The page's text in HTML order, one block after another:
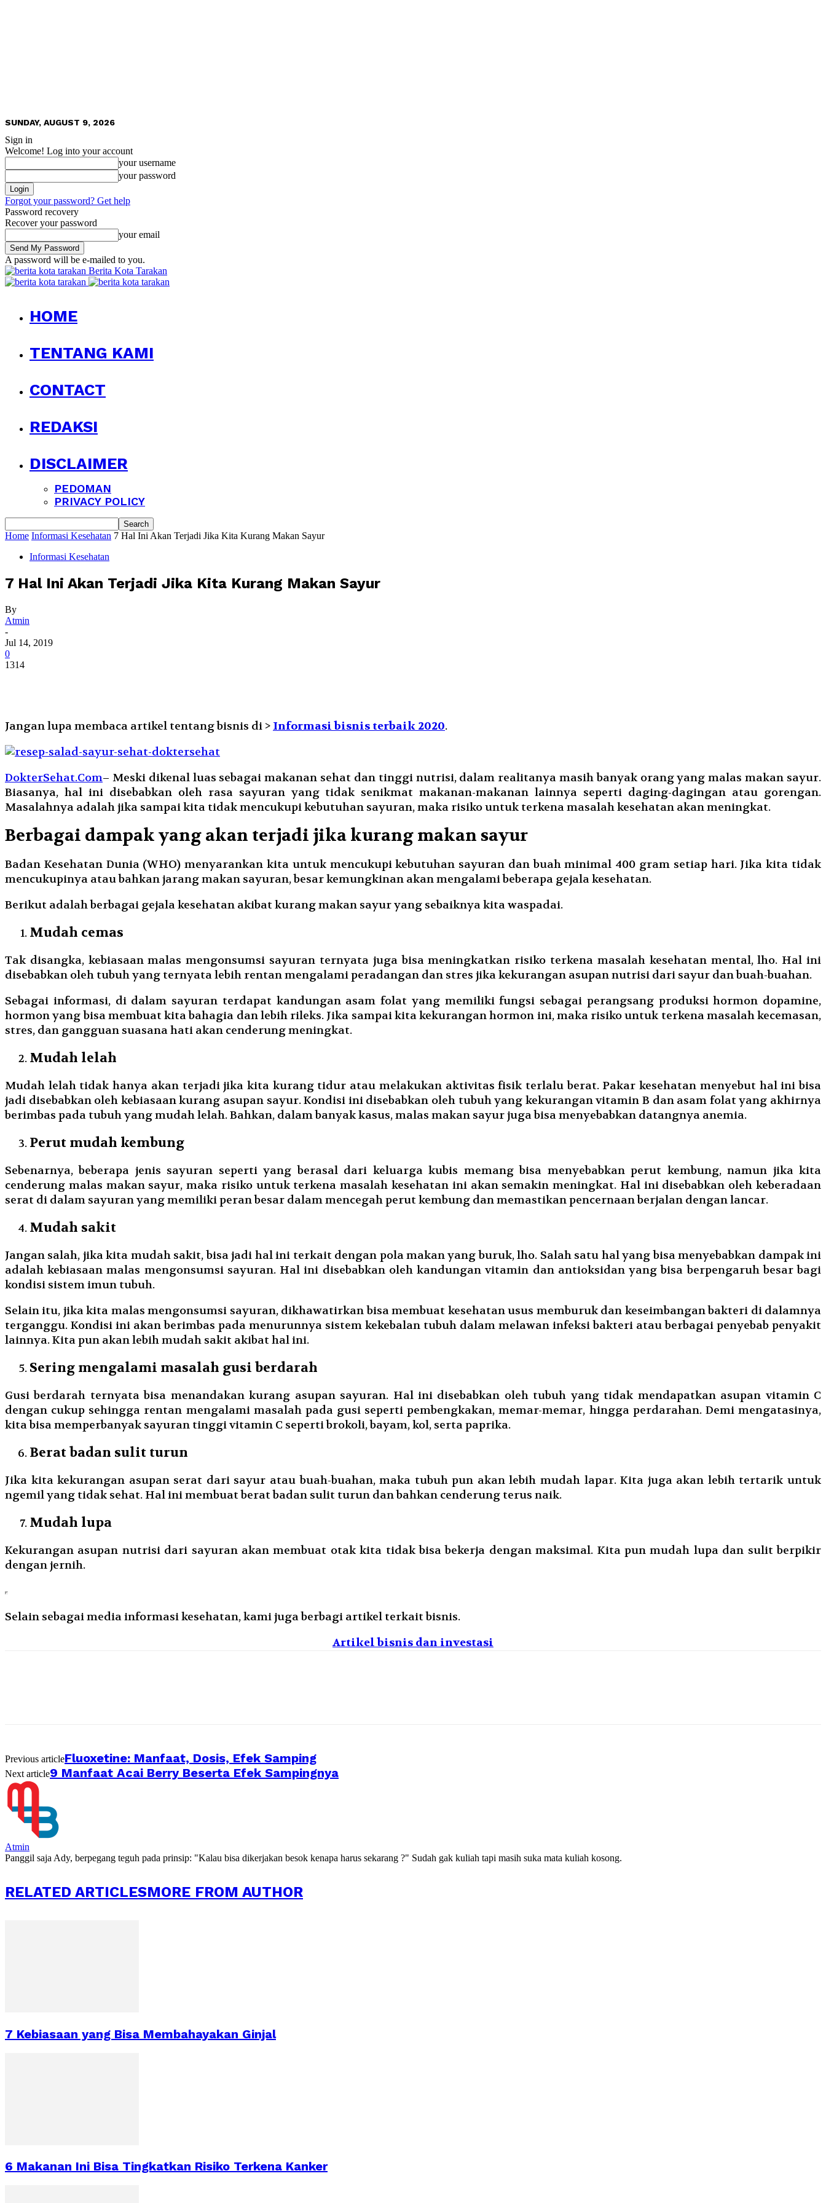
SUNDAY, AUGUST 9, 2026
Sign in
Welcome! Log into your account
your username
your password
Forgot your password? Get help
Password recovery
Recover your password
your email
A password will be e-mailed to you.
Berita Kota Tarakan
HOME
TENTANG KAMI
CONTACT
REDAKSI
DISCLAIMER
PEDOMAN
PRIVACY POLICY
Home Informasi Kesehatan 7 Hal Ini Akan Terjadi Jika Kita Kurang Makan Sayur
Informasi Kesehatan
7 Hal Ini Akan Terjadi Jika Kita Kurang Makan Sayur
By
Atmin
-
Jul 14, 2019
0
1314
Jangan lupa membaca artikel tentang bisnis di > Informasi bisnis terbaik 2020.
DokterSehat.Com– Meski dikenal luas sebagai makanan sehat dan tinggi nutrisi, dalam realitanya masih banyak orang yang malas makan sayur.
Biasanya, hal ini disebabkan oleh rasa sayuran yang tidak senikmat makanan-makanan lainnya seperti daging-dagingan atau gorengan.
Masalahnya adalah jika sampai kita tidak mencukupi kebutuhan sayuran, maka risiko untuk terkena masalah kesehatan akan meningkat.
Berbagai dampak yang akan terjadi jika kurang makan sayur
Badan Kesehatan Dunia (WHO) menyarankan kita untuk mencukupi kebutuhan sayuran dan buah minimal 400 gram setiap hari. Jika kita tidak
mencukupinya atau bahkan jarang makan sayuran, besar kemungkinan akan mengalami beberapa gejala kesehatan.
Berikut adalah berbagai gejala kesehatan akibat kurang makan sayur yang sebaiknya kita waspadai.
Mudah cemas
Tak disangka, kebiasaan malas mengonsumsi sayuran ternyata juga bisa meningkatkan risiko terkena masalah kesehatan mental, lho. Hal ini
disebabkan oleh tubuh yang ternyata lebih rentan mengalami peradangan dan stres jika kekurangan asupan nutrisi dari sayur dan buah-buahan.
Sebagai informasi, di dalam sayuran terdapat kandungan asam folat yang memiliki fungsi sebagai perangsang produksi hormon dopamine,
hormon yang bisa membuat kita bahagia dan lebih rileks. Jika sampai kita kekurangan hormon ini, maka risiko untuk terkena masalah kecemasan,
stres, dan gangguan suasana hati akan cenderung meningkat.
Mudah lelah
Mudah lelah tidak hanya akan terjadi jika kita kurang tidur atau melakukan aktivitas fisik terlalu berat. Pakar kesehatan menyebut hal ini bisa
jadi disebabkan oleh kebiasaan kurang asupan sayur. Kondisi ini disebabkan oleh tubuh yang kekurangan vitamin B dan asam folat yang akhirnya
berimbas pada tubuh yang mudah lelah. Bahkan, dalam banyak kasus, malas makan sayur juga bisa menyebabkan datangnya anemia.
Perut mudah kembung
Sebenarnya, beberapa jenis sayuran seperti yang berasal dari keluarga kubis memang bisa menyebabkan perut kembung, namun jika kita
cenderung malas makan sayur, maka risiko untuk terkena masalah kesehatan ini akan semakin meningkat. Hal ini disebabkan oleh keberadaan
serat di dalam sayuran yang memiliki peran besar dalam mencegah perut kembung dan memastikan pencernaan berjalan dengan lancar.
Mudah sakit
Jangan salah, jika kita mudah sakit, bisa jadi hal ini terkait dengan pola makan yang buruk, lho. Salah satu hal yang bisa menyebabkan dampak ini
adalah kebiasaan malas mengonsumsi sayuran. Hal ini disebabkan oleh kandungan vitamin dan antioksidan yang bisa berpengaruh besar bagi
kondisi sistem imun tubuh.
Selain itu, jika kita malas mengonsumsi sayuran, dikhawatirkan bisa membuat kesehatan usus memburuk dan keseimbangan bakteri di dalamnya
terganggu. Kondisi ini akan berimbas pada menurunnya sistem kekebalan tubuh dalam melawan infeksi bakteri atau berbagai penyebab penyakit
lainnya. Kita pun akan lebih mudah sakit akibat hal ini.
Sering mengalami masalah gusi berdarah
Gusi berdarah ternyata bisa menandakan kurang asupan sayuran. Hal ini disebabkan oleh tubuh yang tidak mendapatkan asupan vitamin C
dengan cukup sehingga rentan mengalami masalah pada gusi seperti pembengkakan, memar-memar, hingga perdarahan. Demi mengatasinya,
kita bisa memperbanyak sayuran tinggi vitamin C seperti brokoli, bayam, kol, serta paprika.
Berat badan sulit turun
Jika kita kekurangan asupan serat dari sayur atau buah-buahan, maka tubuh pun akan lebih mudah lapar. Kita juga akan lebih tertarik untuk
ngemil yang tidak sehat. Hal ini membuat berat badan sulit turun dan bahkan cenderung terus naik.
Mudah lupa
Kekurangan asupan nutrisi dari sayuran akan membuat otak kita tidak bisa bekerja dengan maksimal. Kita pun mudah lupa dan sulit berpikir
dengan jernih.
Selain sebagai media informasi kesehatan, kami juga berbagi artikel terkait bisnis.
Artikel bisnis dan investasi
Previous articleFluoxetine: Manfaat, Dosis, Efek Samping
Next article9 Manfaat Acai Berry Beserta Efek Sampingnya
Atmin
Panggil saja Ady, berpegang teguh pada prinsip: "Kalau bisa dikerjakan besok kenapa harus sekarang ?" Sudah gak kuliah tapi masih suka mata kuliah kosong.
RELATED ARTICLESMORE FROM AUTHOR
7 Kebiasaan yang Bisa Membahayakan Ginjal
6 Makanan Ini Bisa Tingkatkan Risiko Terkena Kanker